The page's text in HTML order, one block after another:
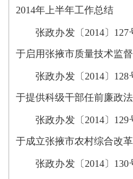
2014年上半年工作总结
张政办发〔2014〕
于启用张掖市质量技术监
张政办发〔2014〕
于提供科级干部任前廉政
张政办发〔2014〕
于成立张掖市农村综合改
张政办发〔2014〕